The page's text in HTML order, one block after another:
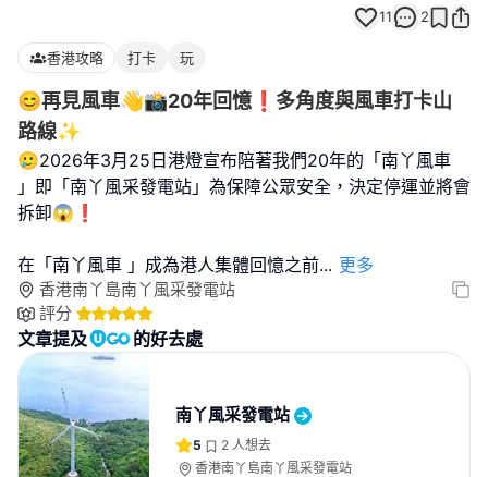
11 2
香港攻略 打卡 玩
😊再見風車👋📸20年回憶❗️多角度與風車打卡山
路線✨️
🥲2026年3月25日港燈宣布陪著我們20年的「南丫風車
」即「南丫風采發電站」為保障公眾安全，決定停運並將會
拆卸😱❗️
在「南丫風車 」成為港人集體回憶之前... 更多
香港南丫島南丫風采發電站
評分
文章提及 的好去處
南丫風采發電站
5 2 人想去
香港南丫島南丫風采發電站